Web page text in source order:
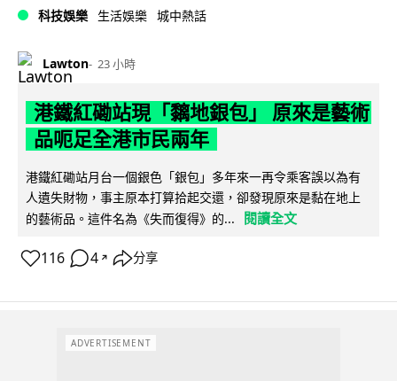
科技娛樂 生活娛樂 城中熱話
Lawton 23 小時
港鐵紅磡站現「黐地銀包」 原來是藝術
品呃足全港市民兩年
港鐵紅磡站月台一個銀色「銀包」多年來一再令乘客誤以為有
人遺失財物，事主原本打算拾起交還，卻發現原來是黏在地上
的藝術品。這件名為《失而復得》的...
閱讀全文
116 4 ↗ 分享
ADVERTISEMENT